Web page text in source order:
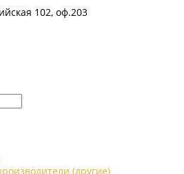
102, оф.203
(другие)